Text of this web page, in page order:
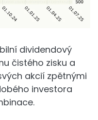
dividendový
čistého zisku a
akcií zpětnými
investora